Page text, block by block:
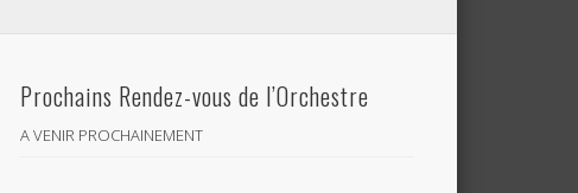
Prochains Rendez-vous de l’Orchestre
A VENIR PROCHAINEMENT